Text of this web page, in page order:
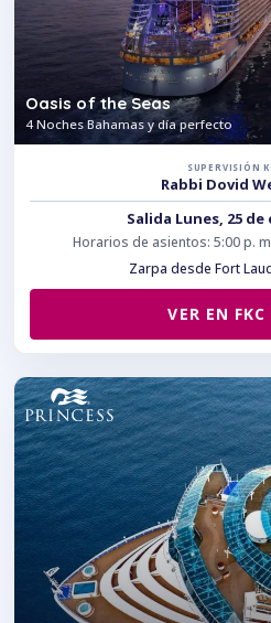
Oasis of the Seas
4 Noches Bahamas y día perfecto
SUPERVISIÓN
Rabbi Dovid
Salida Lunes, 25 de
Horarios de asientos: 5:00 p.
Zarpa desde Fort
VER EN FKC